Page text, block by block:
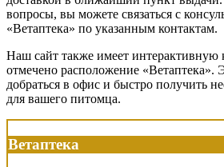
вопросы, вы можете связаться с
«Ветаптека» по указанным контактам.
Наш сайт также имеет интерактивную
отмечено расположение «Ветаптека».
добраться в офис и быстро получить
для вашего питомца.
Ветаптека